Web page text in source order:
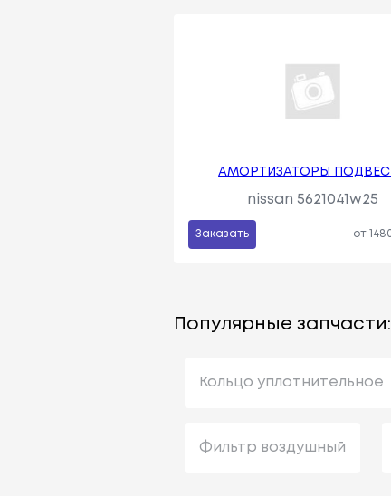
АМОРТИЗАТОРЫ
nissan 5621041w25
Заказать от
Популярные запчасти:
Кольцо уплотнительное
Фильтр воздушный